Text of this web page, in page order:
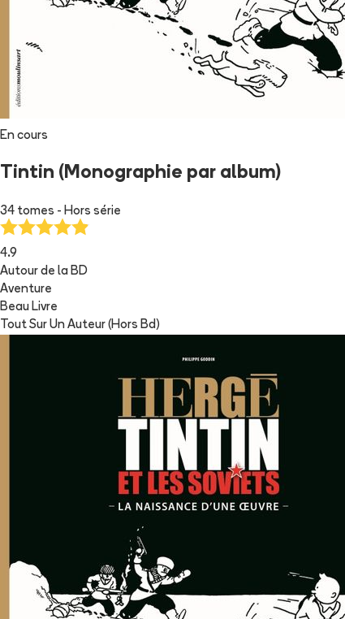
En cours
Tintin (Monographie par album)
34 tomes - Hors série
4.9
Autour de la BD
Aventure
Beau Livre
Tout Sur Un Auteur (Hors Bd)